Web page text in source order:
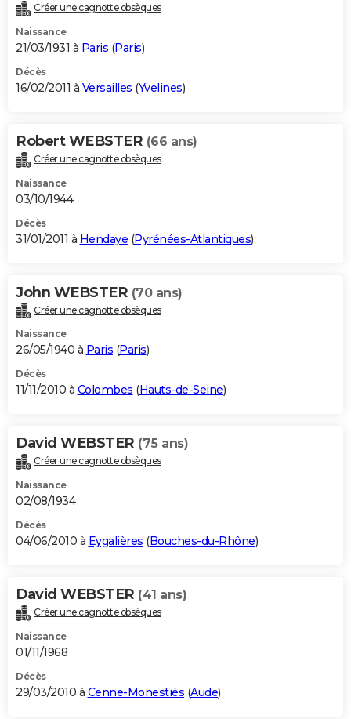
Créer une cagnotte obsèques
Naissance
21/03/1931 à Paris (Paris)
Décès
16/02/2011 à Versailles (Yvelines)
Robert WEBSTER (66 ans)
Créer une cagnotte obsèques
Naissance
03/10/1944
Décès
31/01/2011 à Hendaye (Pyrénées-Atlantiques)
John WEBSTER (70 ans)
Créer une cagnotte obsèques
Naissance
26/05/1940 à Paris (Paris)
Décès
11/11/2010 à Colombes (Hauts-de-Seine)
David WEBSTER (75 ans)
Créer une cagnotte obsèques
Naissance
02/08/1934
Décès
04/06/2010 à Eygalières (Bouches-du-Rhône)
David WEBSTER (41 ans)
Créer une cagnotte obsèques
Naissance
01/11/1968
Décès
29/03/2010 à Cenne-Monestiés (Aude)